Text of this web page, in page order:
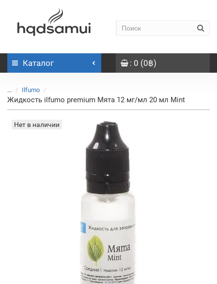
Каталог : 0 (0฿)
... Ilfumo
Жидкость ilfumo premium Мята 12 мг/мл 20 мл Mint
Нет в наличии